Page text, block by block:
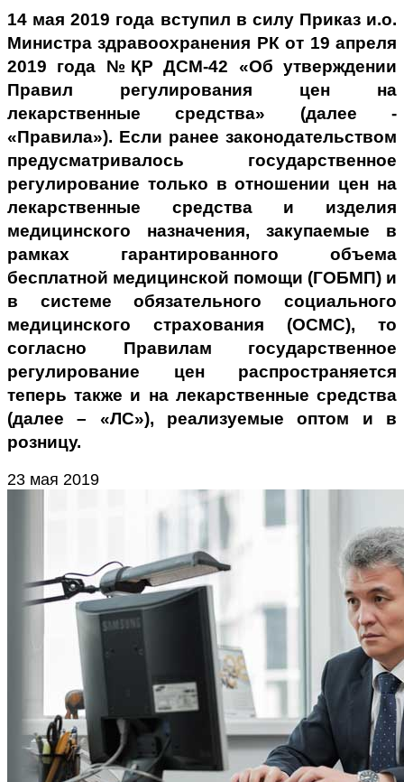
14 мая 2019 года вступил в силу Приказ и.о.
Министра здравоохранения РК от 19 апреля
2019 года №ҚР ДСМ-42 «Об утверждении
Правил регулирования цен на
лекарственные средства» (далее -
«Правила»). Если ранее законодательством
предусматривалось государственное
регулирование только в отношении цен на
лекарственные средства и изделия
медицинского назначения, закупаемые в
рамках гарантированного объема
бесплатной медицинской помощи (ГОБМП) и
в системе обязательного социального
медицинского страхования (ОСМС), то
согласно Правилам государственное
регулирование цен распространяется
теперь также и на лекарственные средства
(далее – «ЛС»), реализуемые оптом и в
розницу.
23 мая 2019